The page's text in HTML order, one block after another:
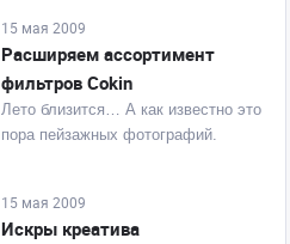
15 мая 2009
Расширяем ассортимент
фильтров Cokin
Лето близится… А как известно это
пора пейзажных фотографий.
15 мая 2009
Искры креатива